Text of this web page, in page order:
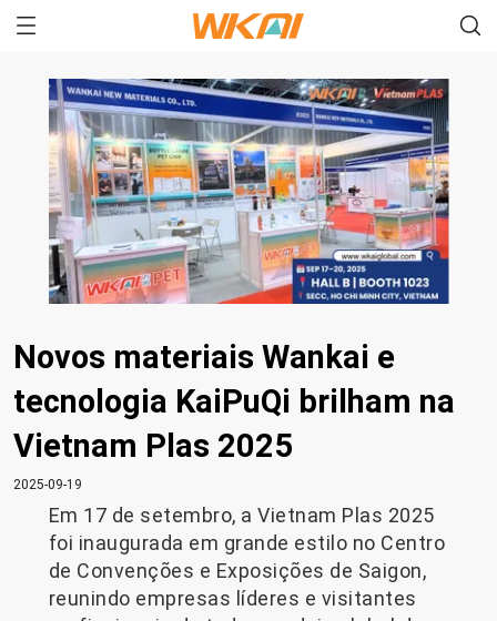
Novos materiais Wankai e
tecnologia KaiPuQi brilham na
Vietnam Plas 2025
2025-09-19
Em 17 de setembro, a Vietnam Plas 2025
foi inaugurada em grande estilo no Centro
de Convenções e Exposições de Saigon,
reunindo empresas líderes e visitantes